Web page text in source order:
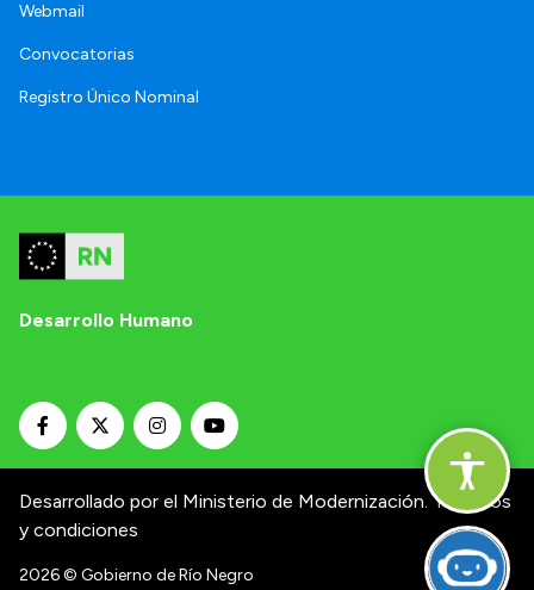
Webmail
Convocatorias
Registro Único Nominal
Desarrollo Humano
Desarrollado por el Ministerio de Modernización. Términos
y condiciones
2026© Gobierno de Río Negro